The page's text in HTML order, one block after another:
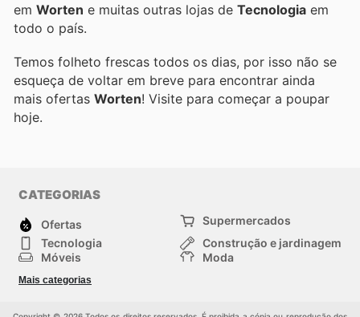
em Worten e muitas outras lojas de Tecnologia em
todo o país.
Temos folheto frescas todos os dias, por isso não se
esqueça de voltar em breve para encontrar ainda
mais ofertas Worten ! Visite para começar a poupar
hoje.
CATEGORIAS
Ofertas
Supermercados
Tecnologia
Construção e jardinagem
Móveis
Moda
Crianças
Mais categorias